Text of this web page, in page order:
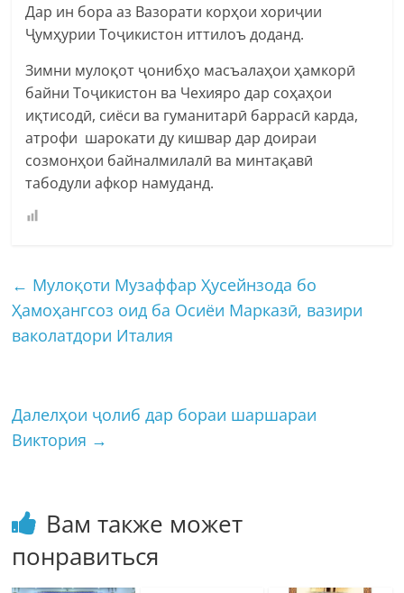
Дар ин бора аз Вазорати корҳои хориҷии
Ҷумҳурии Тоҷикистон иттилоъ доданд.
Зимни мулоқот ҷонибҳо масъалаҳои ҳамкорӣ
байни Тоҷикистон ва Чехияро дар соҳаҳои
иқтисодӣ, сиёси ва гуманитарӣ баррасӣ карда,
атрофи шарокати ду кишвар дар доираи
созмонҳои байналмилалӣ ва минтақавӣ
табодули афкор намуданд.
← Мулоқоти Музаффар Ҳусейнзода бо
Ҳамоҳангсоз оид ба Осиёи Марказӣ, вазири
ваколатдори Италия
Далелҳои ҷолиб дар бораи шаршараи
Виктория →
Вам также может
понравиться